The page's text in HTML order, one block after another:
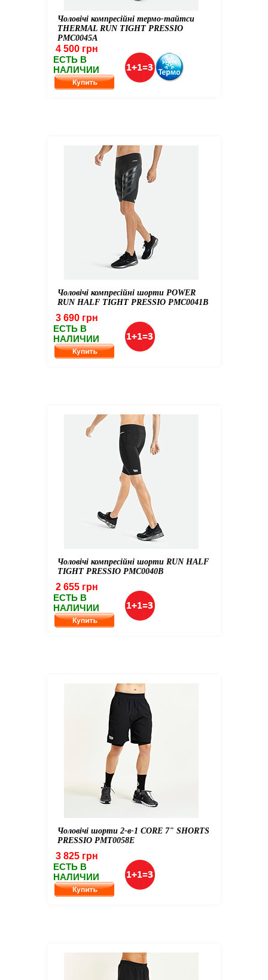
Чоловічі компресійні термо-тайтси
THERMAL RUN TIGHT PRESSIO
PMC0045A
4 500 грн
ЕСТЬ В
НАЛИЧИИ
Чоловічі компресійні шорти POWER
RUN HALF TIGHT PRESSIO PMC0041B
3 690 грн
ЕСТЬ В
НАЛИЧИИ
Чоловічі компресійні шорти RUN HALF
TIGHT PRESSIO PMC0040B
2 655 грн
ЕСТЬ В
НАЛИЧИИ
Чоловічі шорти 2-в-1 CORE 7" SHORTS
PRESSIO PMT0058E
3 825 грн
ЕСТЬ В
НАЛИЧИИ